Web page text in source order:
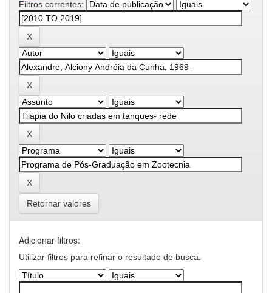
Filtros correntes:
Retornar valores
Adicionar filtros:
Utilizar filtros para refinar o resultado de busca.